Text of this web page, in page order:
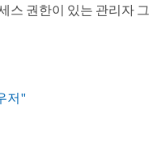
스 권한이 있는 관리자 그
저"